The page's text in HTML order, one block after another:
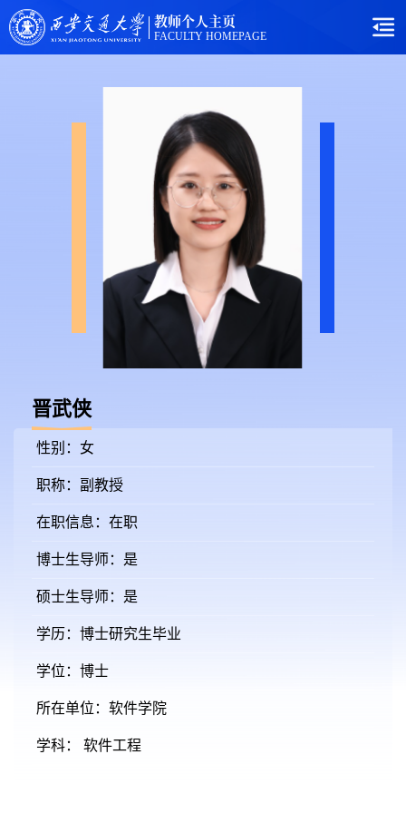
教师个人主页
FACULTY HOMEPAGE
晋武侠
性别：女
职称：副教授
在职信息：在职
博士生导师：是
硕士生导师：是
学历：博士研究生毕业
学位：博士
所在单位：软件学院
学科： 软件工程